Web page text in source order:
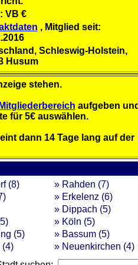
VB €
, Mitglied seit:
Schleswig-Holstein,
Husum
stehen.
Mitgliederbereich aufgeben
für 5€ auswählen.
dann 14 Tage lang auf der
(8)
» Rahden (7)
» Erkelenz (6)
» Dippach (5)
» Köln (5)
(5)
» Bassum (5)
(4)
» Neuenkirchen (4)